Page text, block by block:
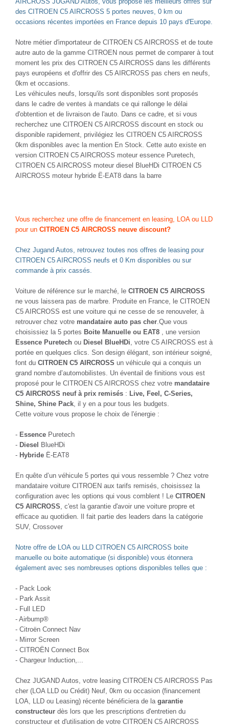
des CITROEN C5 AIRCROSS 5 portes neuves, 0 km ou
occasions récentes importées en France depuis 10 pays d'Europe.
Notre métier d'importateur de CITROEN C5 AIRCROSS et de toute
autre auto de la gamme CITROEN nous permet de comparer à tout
moment les prix des CITROEN C5 AIRCROSS dans les différents
pays européens et d'offrir des C5 AIRCROSS pas chers en neufs,
0km et occasions.
Les véhicules neufs, lorsqu'ils sont disponibles sont proposés
dans le cadre de ventes à mandats ce qui rallonge le délai
d'obtention et de livraison de l'auto. Dans ce cadre, et si vous
recherchez une CITROEN C5 AIRCROSS discount en stock ou
disponible rapidement, privilégiez les CITROEN C5 AIRCROSS
0km disponibles avec la mention En Stock. Cette auto existe en
version CITROEN C5 AIRCROSS moteur essence Puretech,
CITROEN C5 AIRCROSS moteur diesel BlueHDi CITROEN C5
AIRCROSS moteur hybride Ë-EAT8 dans la barre
Vous recherchez une offre de financement en leasing, LOA ou LLD
pour un CITROEN C5 AIRCROSS neuve discount?
Chez Jugand Autos, retrouvez toutes nos offres de leasing pour
CITROEN C5 AIRCROSS neufs et 0 Km disponibles ou sur
commande à prix cassés.
Voiture de référence sur le marché, le CITROEN C5 AIRCROSS
ne vous laissera pas de marbre. Produite en France, le CITROEN
C5 AIRCROSS est une voiture qui ne cesse de se renouveler, à
retrouver chez votre mandataire auto pas cher .Que vous
choisissiez la 5 portes Boite Manuelle ou EAT8 , une version
Essence Puretech ou Diesel BlueHDi , votre C5 AIRCROSS est à
portée en quelques clics. Son design élégant, son intérieur soigné,
font du CITROEN C5 AIRCROSS un véhicule qui a conquis un
grand nombre d’automobilistes. Un éventail de finitions vous est
proposé pour le CITROEN C5 AIRCROSS chez votre mandataire
C5 AIRCROSS neuf à prix remisés : Live, Feel, C-Series,
Shine, Shine Pack , il y en a pour tous les budgets.
Cette voiture vous propose le choix de l'énergie :
- Essence Puretech
- Diesel
BlueHDi
- Hybride Ë-EAT8
En quête d’un véhicule 5 portes qui vous ressemble ? Chez votre
mandataire voiture CITROEN aux tarifs remisés, choisissez la
configuration avec les options qui vous comblent ! Le CITROEN
C5 AIRCROSS , c'est la garantie d'avoir une voiture propre et
efficace au quotidien. Il fait partie des leaders dans la catégorie
SUV, Crossover
Notre offre de LOA ou LLD CITROEN C5 AIRCROSS boite
manuelle ou boite automatique (si disponible) vous étonnera
également avec ses nombreuses options disponibles telles que :
- Pack Look
- Park Assit
- Full LED
- Airbump®
- Citroën Connect Nav
- Mirror Screen
- CITROËN Connect Box
- Chargeur Induction,...
Chez JUGAND Autos, votre leasing CITROEN C5 AIRCROSS Pas
cher (LOA LLD ou Crédit) Neuf, 0km ou occasion (financement
LOA, LLD ou Leasing) récente bénéficiera de la garantie
constructeur dès lors que les prescriptions d'entretien du
constructeur et d'utilisation de votre CITROEN C5 AIRCROSS